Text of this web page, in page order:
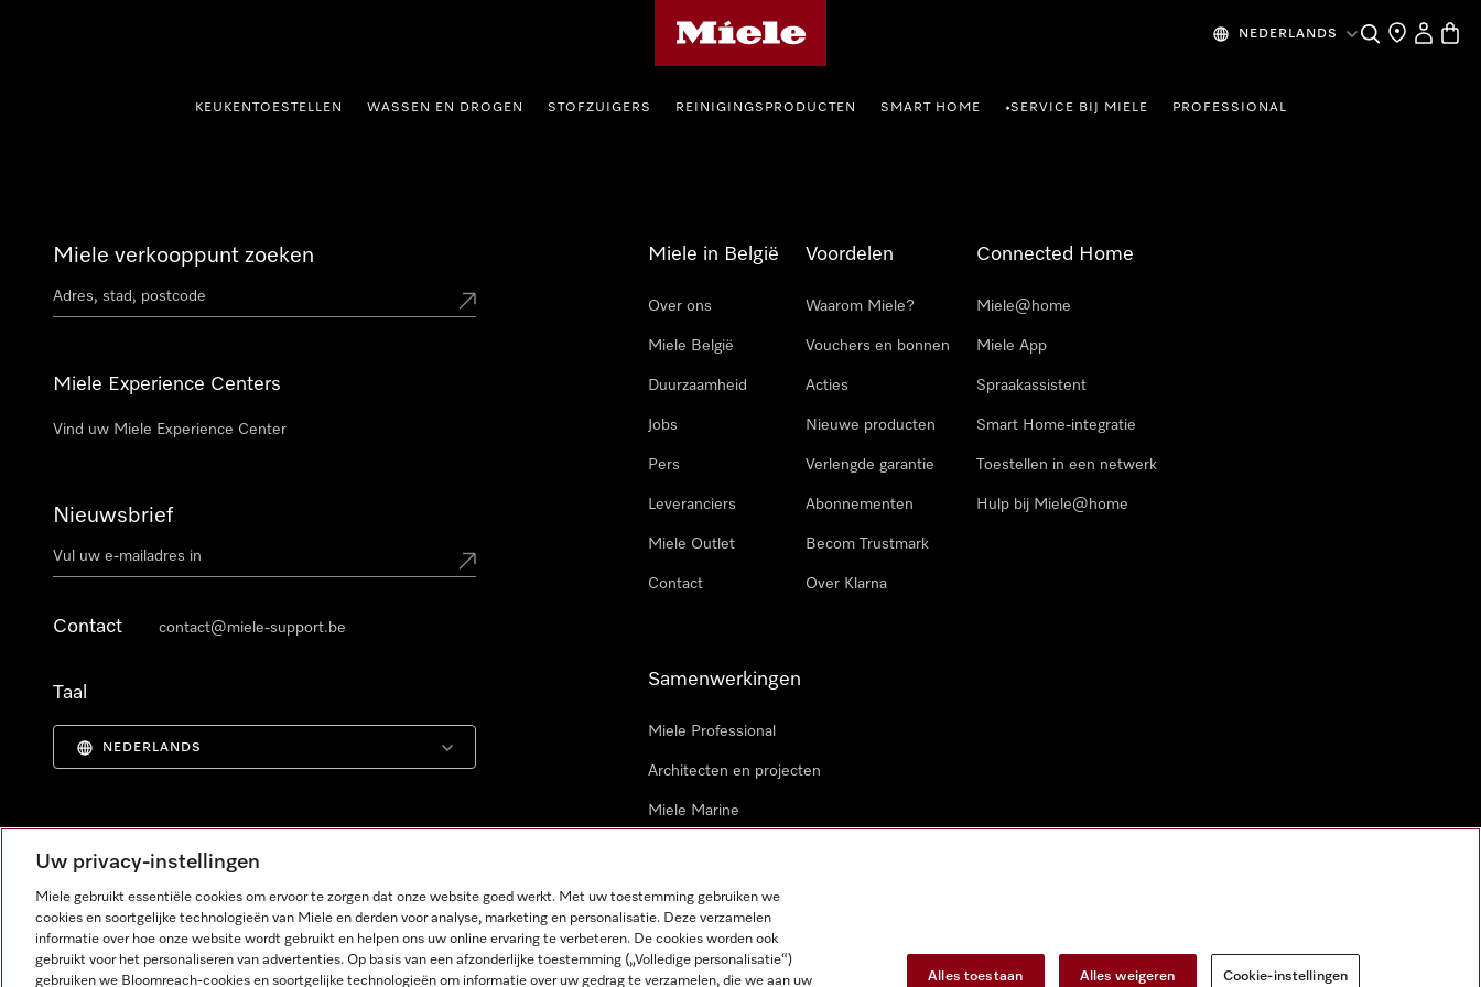
NEDERLANDS Wat zoek je?
Dealer zoeken
Mijn
KEUKENTOESTELLEN WASSEN EN DROGEN STOFZUIGERS REINIGINGSPRODUCTEN SMART HOME •SERVICE BIJ MIELE PROFESSIONAL
Miele verkooppunt zoeken
Miele Experience Centers
Vind uw Miele Experience Center
Nieuwsbrief
Contact contact@miele-support.be
Taal
NEDERLANDS
Miele in België
Over ons
Miele België
Duurzaamheid
Jobs
Pers
Leveranciers
Miele Outlet
Contact
Voordelen
Waarom Miele?
Vouchers en bonnen
Acties
Nieuwe producten
Verlengde garantie
Abonnementen
Becom Trustmark
Over Klarna
Connected Home
Miele@home
Miele App
Spraakassistent
Smart Home-integratie
Toestellen in een netwerk
Hulp bij Miele@home
Samenwerkingen
Miele Professional
Architecten en projecten
Miele Marine
Uw privacy-instellingen
Miele gebruikt essentiële cookies om ervoor te zorgen dat onze website goed werkt. Met uw toestemming gebruiken we
cookies en soortgelijke technologieën van Miele en derden voor analyse, marketing en personalisatie. Deze verzamelen
informatie over hoe onze website wordt gebruikt en helpen ons uw online ervaring te verbeteren. De cookies worden ook
gebruikt voor het personaliseren van advertenties. Op basis van een afzonderlijke toestemming („Volledige personalisatie“)
gebruiken we Bloomreach-cookies en soortgelijke technologieën om informatie over uw gedrag te verzamelen, die we aan uw
Alles toestaan Alles weigeren Cookie-instellingen